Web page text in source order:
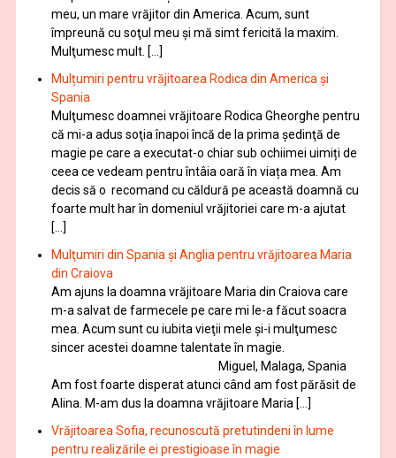
meu, un mare vrăjitor din America. Acum, sunt
împreună cu soţul meu şi mă simt fericită la maxim.
Mulţumesc mult. […]
Mulțumiri pentru vrăjitoarea Rodica din America și
Spania
Mulţumesc doamnei vrăjitoare Rodica Gheorghe pentru
că mi-a adus soţia înapoi încă de la prima şedinţă de
magie pe care a executat-o chiar sub ochiimei uimiți de
ceea ce vedeam pentru întâia oară în viața mea. Am
decis să o recomand cu căldură pe această doamnă cu
foarte mult har în domeniul vrăjitoriei care m-a ajutat
[…]
Mulţumiri din Spania şi Anglia pentru vrăjitoarea Maria
din Craiova
Am ajuns la doamna vrăjitoare Maria din Craiova care
m-a salvat de farmecele pe care mi le-a făcut soacra
mea. Acum sunt cu iubita vieţii mele şi-i mulţumesc
sincer acestei doamne talentate în magie.
Miguel, Malaga, Spania
Am fost foarte disperat atunci când am fost părăsit de
Alina. M-am dus la doamna vrăjitoare Maria […]
Vrăjitoarea Sofia, recunoscută pretutindeni în lume
pentru realizările ei prestigioase în magie